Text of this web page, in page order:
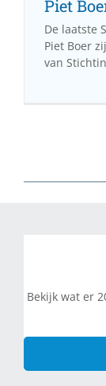
Piet
De laatste
Piet Boer
van
Bekijk wat er